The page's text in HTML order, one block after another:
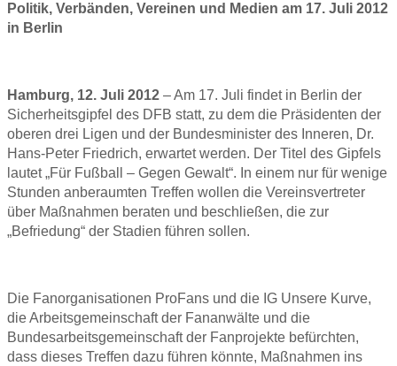
Politik, Verbänden, Vereinen und Medien am 17. Juli 2012
in Berlin
Hamburg, 12. Juli 2012 – Am 17. Juli findet in Berlin der
Sicherheitsgipfel des DFB statt, zu dem die Präsidenten der
oberen drei Ligen und der Bundesminister des Inneren, Dr.
Hans-Peter Friedrich, erwartet werden. Der Titel des Gipfels
lautet „Für Fußball – Gegen Gewalt“. In einem nur für wenige
Stunden anberaumten Treffen wollen die Vereinsvertreter
über Maßnahmen beraten und beschließen, die zur
„Befriedung“ der Stadien führen sollen.
Die Fanorganisationen ProFans und die IG Unsere Kurve,
die Arbeitsgemeinschaft der Fananwälte und die
Bundesarbeitsgemeinschaft der Fanprojekte befürchten,
dass dieses Treffen dazu führen könnte, Maßnahmen ins